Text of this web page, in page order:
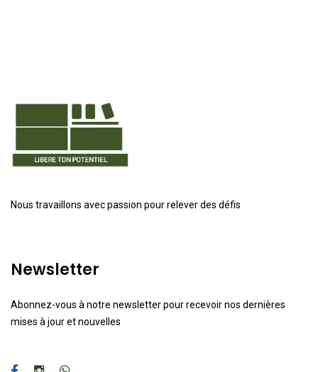
Nous travaillons avec passion pour relever des défis
Newsletter
Abonnez-vous à notre newsletter pour recevoir nos dernières
mises à jour et nouvelles